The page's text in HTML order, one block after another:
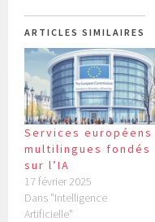
ARTICLES SIMILAIRES
Services européens
multilingues fondés
sur l’IA
17 février 2025
Dans "Intelligence
Artificielle"